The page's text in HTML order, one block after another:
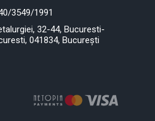
3549/1991
32-44, Bucuresti-
041834, București